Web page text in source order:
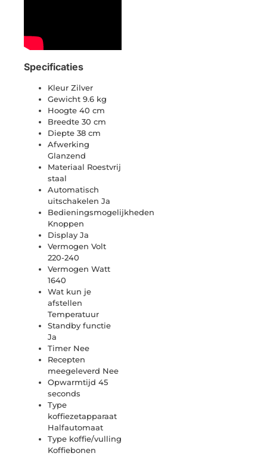
Specificaties
Kleur Zilver
Gewicht 9.6 kg
Hoogte 40 cm
Breedte 30 cm
Diepte 38 cm
Afwerking
Glanzend
Materiaal Roestvrij
staal
Automatisch
uitschakelen Ja
Bedieningsmogelijkheden
Knoppen
Display Ja
Vermogen Volt
220-240
Vermogen Watt
1640
Wat kun je
afstellen
Temperatuur
Standby functie
Ja
Timer Nee
Recepten
meegeleverd Nee
Opwarmtijd 45
seconds
Type
koffiezetapparaat
Halfautomaat
Type koffie/vulling
Koffiebonen